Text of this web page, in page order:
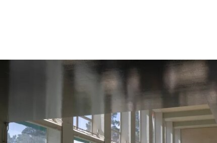
年。这批员工的最后工作日为8月14日。馆方表
示，这些员工可向即将接手的私营承包商重新申请
工会成员要求博物馆撤销这一决定，并发起请愿活
动，要求恢复保洁员工的职位。AICWU表示，截至
7月21日，请愿书已获得超过1900个签名。芝加哥